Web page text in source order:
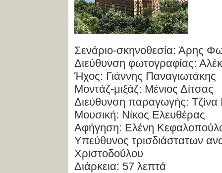
Σενάριο-σκηνοθεσία: Άρης
Διεύθυνση φωτογραφίας:
Ήχος: Γιάννης Παναγιωτάκης
Μοντάζ-μιξάζ: Μένιος Δίτσας
Διεύθυνση παραγωγής:
Μουσική: Νίκος Ελευθέρας
Αφήγηση: Ελένη
Υπεύθυνος τρισδιάστατων
Χριστοδούλου
Διάρκεια: 57 λεπτά